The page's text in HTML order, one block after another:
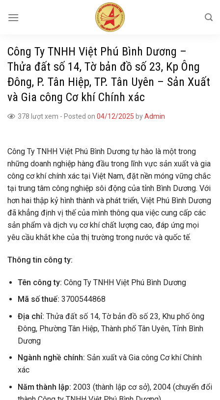
Công Ty TNHH Việt Phú Bình Dương –
Thửa đất số 14, Tờ bản đồ số 23, Kp Ông
Đông, P. Tân Hiệp, TP. Tân Uyên – Sản Xuất
và Gia công Cơ khí Chính xác
378 lượt xem - Posted on 04/12/2025 byAdmin
Công Ty TNHH Việt Phú Bình Dương tự hào là một trong
những doanh nghiệp hàng đầu trong lĩnh vực sản xuất và gia
công cơ khí chính xác tại Việt Nam, đặt nền móng vững chắc
tại trung tâm công nghiệp sôi động của tỉnh Bình Dương. Với
hơn hai thập kỷ hình thành và phát triển, Việt Phú Bình Dương
đã khẳng định vị thế của mình thông qua việc cung cấp các
sản phẩm và dịch vụ cơ khí chất lượng cao, đáp ứng mọi
yêu cầu khắt khe của thị trường trong nước và quốc tế.
Thông tin công ty:
Tên công ty: Công Ty TNHH Việt Phú Bình Dương
Mã số thuế: 3700544868
Địa chỉ: Thửa đất số 14, Tờ bản đồ số 23, Khu phố ông
Đông, Phường Tân Hiệp, Thành phố Tân Uyên, Tỉnh Bình
Dương
Ngành nghề chính: Sản xuất và Gia công Cơ khí Chính
xác
Năm thành lập: 2003 (thành lập cơ sở), 2004 (chuyển đổi